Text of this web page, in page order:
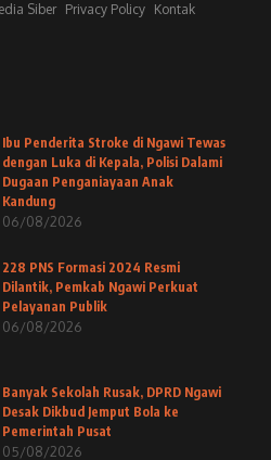
Siber Privacy Policy Kontak
Ibu Penderita Stroke di Ngawi Tewas
dengan Luka di Kepala, Polisi Dalami
Dugaan Penganiayaan Anak
Kandung
06/08/2026
228 PNS Formasi 2024 Resmi
Dilantik, Pemkab Ngawi Perkuat
Pelayanan Publik
06/08/2026
Banyak Sekolah Rusak, DPRD Ngawi
Desak Dikbud Jemput Bola ke
Pemerintah Pusat
05/08/2026